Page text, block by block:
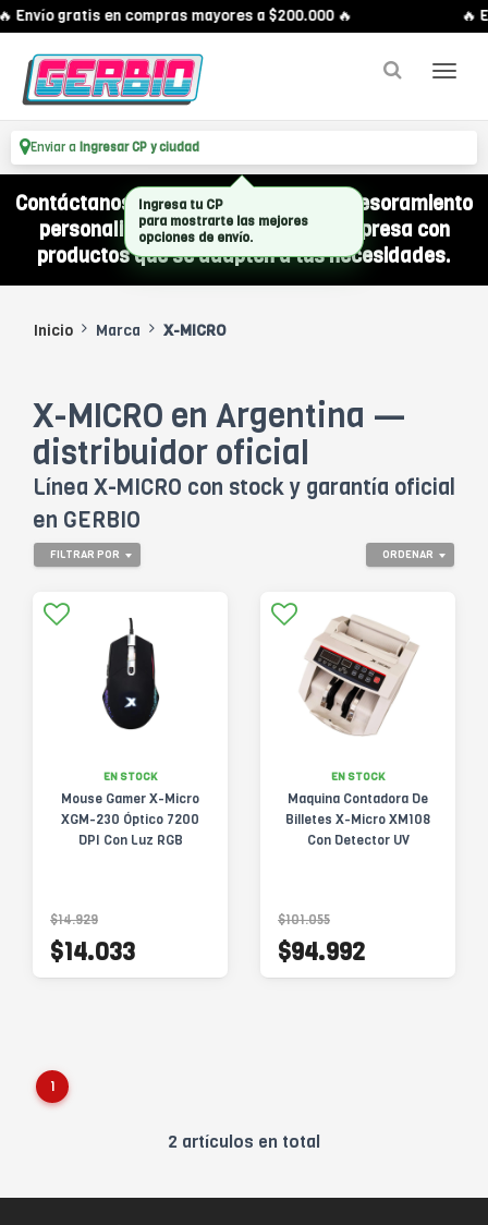
Envío gratis en compras mayores a $200.000 🔥 🔥
Enviar a Ingresar CP y ciudad
Contáctanos por WhatsApp y recibí asesoramiento
personalizado para equipar a tu empresa con
productos que se adapten a tus necesidades.
Inicio Marca X-MICRO
X-MICRO en Argentina —
distribuidor oficial
Línea X-MICRO con stock y garantía oficial
en GERBIO
ORDENAR
FILTRAR POR
EN STOCK
Mouse Gamer X-Micro
XGM-230 Óptico 7200
DPI Con Luz RGB
$14.929
$14.033
EN STOCK
Maquina Contadora De
Billetes X-Micro XM108
Con Detector UV
$101.055
$94.992
1
2 artículos en total
Ingresa tu CP
para mostrarte las mejores
opciones de envío.